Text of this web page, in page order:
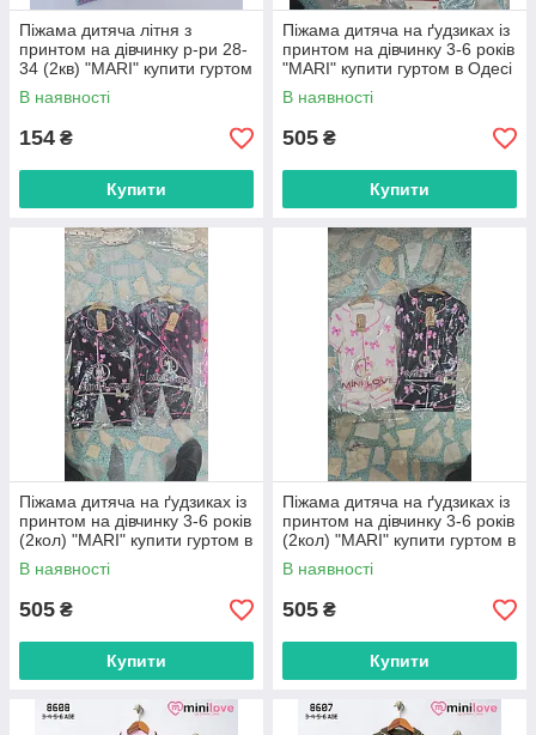
Піжама дитяча літня з
принтом на дівчинку р-ри 28-
34 (2кв) "MARI" купити гуртом
в Одесі на 7 км
В наявності
154 ₴
Купити
Піжама дитяча на ґудзиках із
принтом на дівчинку 3-6 років
"MARI" купити гуртом в Одесі
на 7 км
В наявності
505 ₴
Купити
Піжама дитяча на ґудзиках із
принтом на дівчинку 3-6 років
(2кол) "MARI" купити гуртом в
Одесі на 7 км
В наявності
505 ₴
Купити
Піжама дитяча на ґудзиках із
принтом на дівчинку 3-6 років
(2кол) "MARI" купити гуртом в
Одесі на 7 км
В наявності
505 ₴
Купити